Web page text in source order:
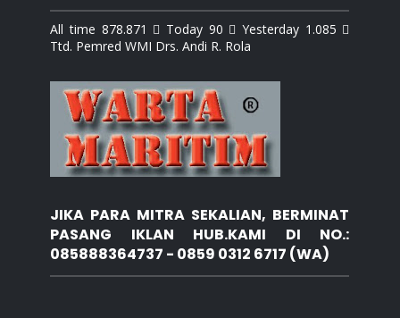
All time 878.871  Today 90  Yesterday 1.085 
Ttd. Pemred WMI Drs. Andi R. Rola
JIKA PARA MITRA SEKALIAN, BERMINAT
PASANG IKLAN HUB.KAMI DI NO.:
085888364737 - 0859 0312 6717 (WA)